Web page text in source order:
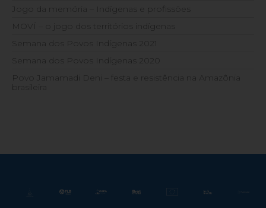
Jogo da memória – Indígenas e profissões
MOVÍ – o jogo dos territórios indígenas
Semana dos Povos Indígenas 2021
Semana dos Povos Indígenas 2020
Povo Jamamadi Deni – festa e resistência na Amazônia
brasileira